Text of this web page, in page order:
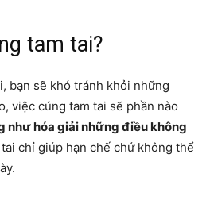
tam tai?
bạn sẽ khó tránh khỏi những
việc cúng tam tai sẽ phần nào
như hóa giải những điều không
chỉ giúp hạn chế chứ không thể